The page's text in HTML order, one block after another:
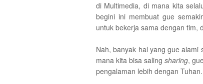
di Multimedia, di mana kita
begini ini membuat gue
untuk bekerja sama dengan tim,
Nah, banyak hal yang gue
mana kita bisa saling sharing,
pengalaman lebih dengan Tuhan.